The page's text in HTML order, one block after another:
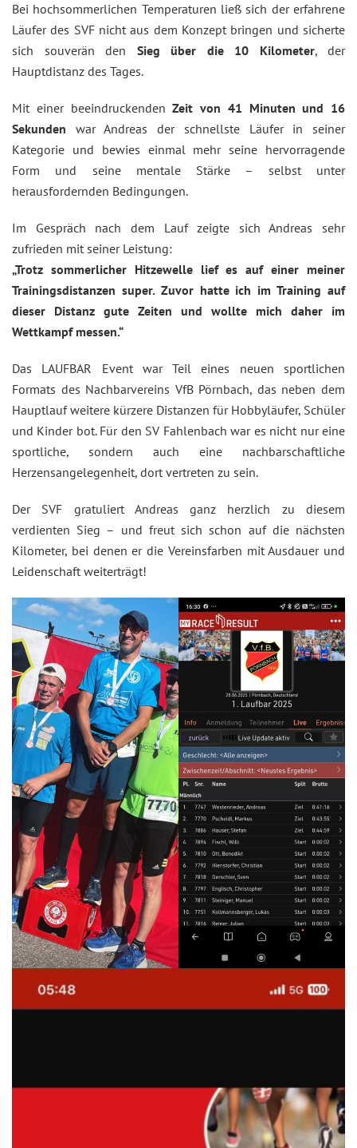
Bei hochsommerlichen Temperaturen ließ sich der erfahrene
Läufer des SVF nicht aus dem Konzept bringen und sicherte
sich souverän den Sieg über die 10 Kilometer, der
Hauptdistanz des Tages.
Mit einer beeindruckendenZeit von 41 Minuten und 16
Sekunden war Andreas der schnellste Läufer in seiner
Kategorie und bewies einmal mehr seine hervorragende
Form und seine mentale Stärke – selbst unter
herausfordernden Bedingungen.
Im Gespräch nach dem Lauf zeigte sich Andreas sehr
zufrieden mit seiner Leistung:
„Trotz sommerlicher Hitzewelle lief es auf einer meiner
Trainingsdistanzen super. Zuvor hatte ich im Training auf
dieser Distanz gute Zeiten und wollte mich daher im
Wettkampf messen.“
Das LAUFBAR Event war Teil eines neuen sportlichen
Formats des Nachbarvereins VfB Pörnbach, das neben dem
Hauptlauf weitere kürzere Distanzen für Hobbyläufer, Schüler
und Kinder bot. Für den SV Fahlenbach war es nicht nur eine
sportliche, sondern auch eine nachbarschaftliche
Herzensangelegenheit, dort vertreten zu sein.
Der SVF gratuliert Andreas ganz herzlich zu diesem
verdienten Sieg – und freut sich schon auf die nächsten
Kilometer, bei denen er die Vereinsfarben mit Ausdauer und
Leidenschaft weiterträgt!